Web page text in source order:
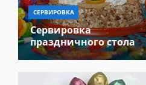
СЕРВИРОВКА
Сервировка
праздничного стола